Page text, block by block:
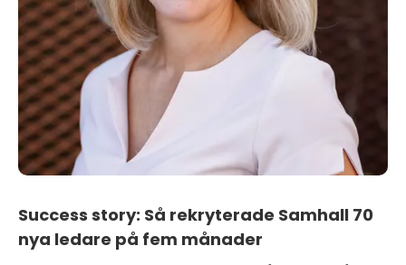
Success story: Så rekryterade Samhall 70
nya ledare på fem månader